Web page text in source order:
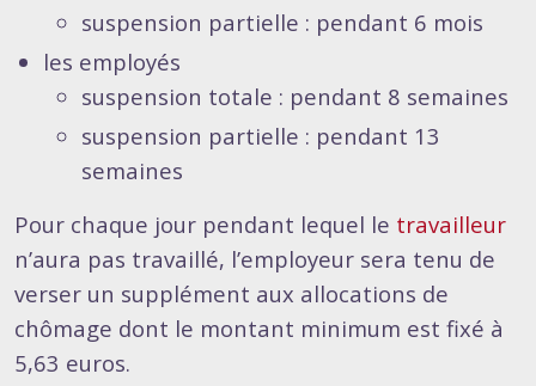
suspension partielle : pendant 6 mois
les employés
suspension totale : pendant 8 semaines
suspension partielle : pendant 13
semaines
Pour chaque jour pendant lequel le travailleur
n’aura pas travaillé, l’employeur sera tenu de
verser un supplément aux allocations de
chômage dont le montant minimum est fixé à
5,63 euros.